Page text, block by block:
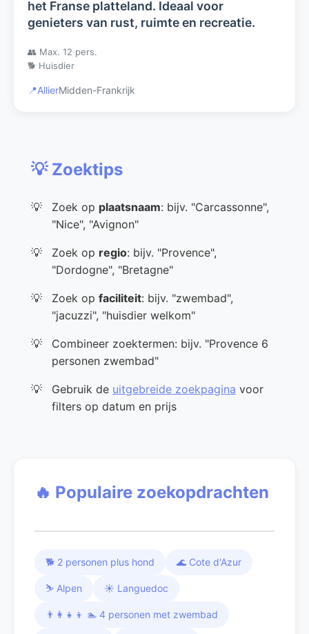
het Franse platteland. Ideaal voor
genieters van rust, ruimte en recreatie.
👥 Max. 12 pers.
🐕 Huisdier
📍AllierMidden-Frankrijk
💡 Zoektips
Zoek op plaatsnaam: bijv. "Carcassonne",
"Nice", "Avignon"
Zoek op regio: bijv. "Provence",
"Dordogne", "Bretagne"
Zoek op faciliteit: bijv. "zwembad",
"jacuzzi", "huisdier welkom"
Combineer zoektermen: bijv. "Provence 6
personen zwembad"
Gebruik de uitgebreide zoekpagina voor
filters op datum en prijs
🔥 Populaire zoekopdrachten
🐕 2 personen plus hond 🌊 Cote d'Azur
⛷️ Alpen ☀️ Languedoc
👨‍👩‍👧‍👦 🏊 4 personen met zwembad